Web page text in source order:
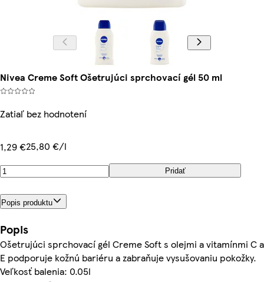
Nivea Creme Soft Ošetrujúci sprchovací gél 50 ml
Zatiaľ bez hodnotení
1,29 €25,80 €/l
Pridať
Popis produktu
Popis
Ošetrujúci sprchovací gél Creme Soft s olejmi a vitamínmi C a
E podporuje kožnú bariéru a zabraňuje vysušovaniu pokožky.
Veľkosť balenia: 0.05l